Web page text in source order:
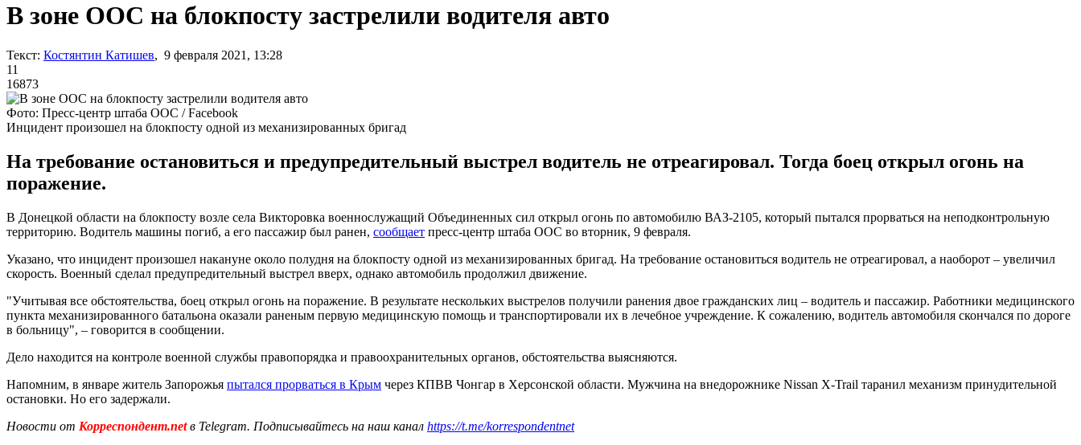
В зоне ООС на блокпосту застрелили водителя авто
Текст: Костянтин Катишев, 9 февраля 2021, 13:28
11
16873
Фото: Пресс-центр штаба ООС / Facebook
Инцидент произошел на блокпосту одной из механизированных бригад
На требование остановиться и предупредительный выстрел водитель не отреагировал. Тогда боец открыл огонь на
поражение.
В Донецкой области на блокпосту возле села Викторовка военнослужащий Объединенных сил открыл огонь по автомобилю ВАЗ-2105, который пытался прорваться на неподконтрольную
территорию. Водитель машины погиб, а его пассажир был ранен, сообщает пресс-центр штаба ООС во вторник, 9 февраля.
Указано, что инцидент произошел накануне около полудня на блокпосту одной из механизированных бригад. На требование остановиться водитель не отреагировал, а наоборот – увеличил
скорость. Военный сделал предупредительный выстрел вверх, однако автомобиль продолжил движение.
"Учитывая все обстоятельства, боец открыл огонь на поражение. В результате нескольких выстрелов получили ранения двое гражданских лиц – водитель и пассажир. Работники медицинского
пункта механизированного батальона оказали раненым первую медицинскую помощь и транспортировали их в лечебное учреждение. К сожалению, водитель автомобиля скончался по дороге
в больницу", – говорится в сообщении.
Дело находится на контроле военной службы правопорядка и правоохранительных органов, обстоятельства выясняются.
Напомним, в январе житель Запорожья пытался прорваться в Крым через КПВВ Чонгар в Херсонской области. Мужчина на внедорожнике Nissan X-Trail таранил механизм принудительной
остановки. Но его задержали.
Новости от Корреспондент.netв Telegram. Подписывайтесь на наш канал https://t.me/korrespondentnet